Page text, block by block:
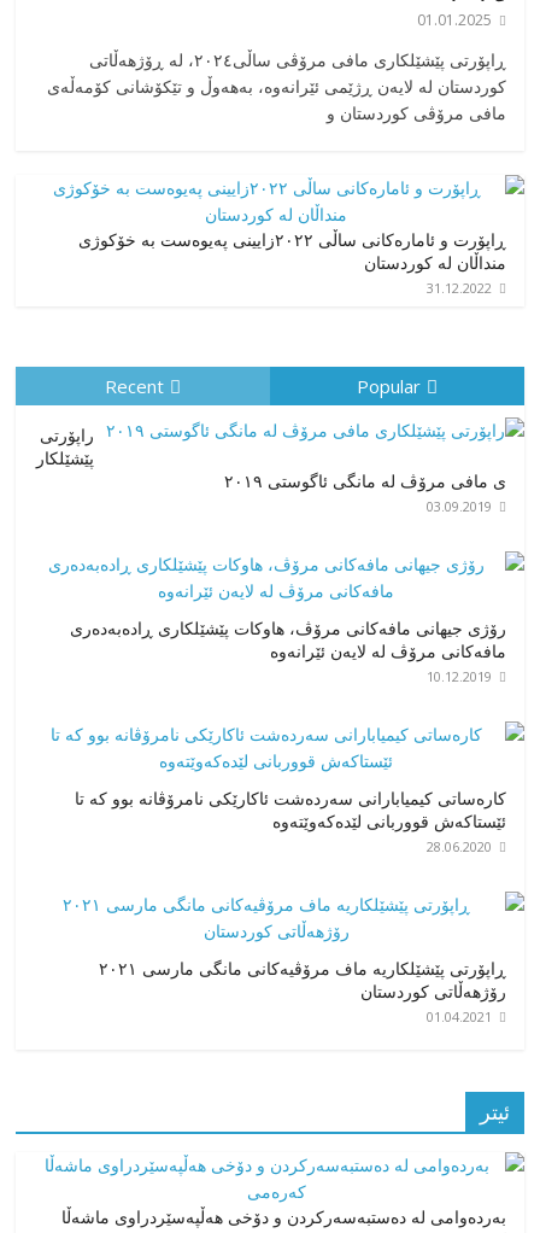
01.01.2025
‎ڕاپۆرتی پێشێلکاری مافی مرۆڤی ساڵی٢٠٢٤، له ڕۆژهەڵاتی
کوردستان له لایەن ڕژێمی ئێرانەوە، بە‎هەوڵ و تێکۆشانی کۆمەڵەی
مافی مرۆڤی کوردستان و
ڕاپۆرت و ئامارەکانی ساڵی ٢٠٢٢زایینی پەیوەست بە خۆکوژی
منداڵان لە کوردستان
31.12.2022
Popular
Recent
راپۆرتی
پێشێلكار
ی مافی مرۆڤ له‌ مانگی ئاگوستی ٢٠١٩
03.09.2019
رۆژی جیهانی مافەکانی مرۆڤ، هاوکات پێشێلکاری ڕادەبەدەری
مافەکانی مرۆڤ لە لایەن ئێرانەوە
10.12.2019
کارەساتی کیمیابارانی سەردەشت ئاکارێکی نامرۆڤانە بوو کە تا
ئێستاکەش قووربانی لێدەکەوێتەوە
28.06.2020
ڕاپۆرتی پێشێلکاریە ماف مرۆڤیەکانی مانگی مارسی ٢٠٢١
رۆژهەڵاتی کوردستان
01.04.2021
ئیتر
بەردەوامی له دەستبەسەرکردن و دۆخی هەڵپەسێردراوی ماشەڵا